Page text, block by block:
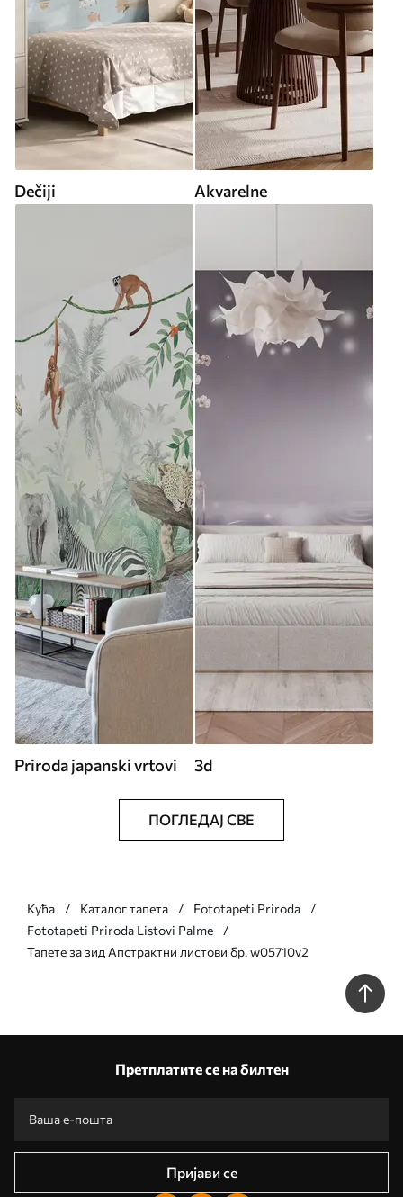
Dečiji Akvarelne
Priroda japanski vrtovi 3d
ПОГЛЕДАЈ СВЕ
Кућа Каталог тапета
Fototapeti Priroda
Fototapeti Priroda Listovi Palme
Тапете за зид Апстрактни листови бр. w05710v2
Претплатите се на билтен
Пријави се